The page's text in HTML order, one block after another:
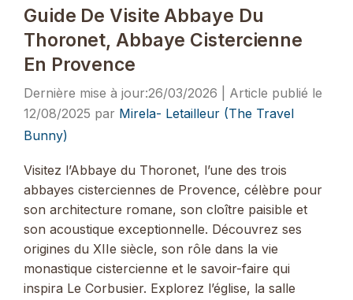
Guide De Visite Abbaye Du
Thoronet, Abbaye Cistercienne
En Provence
26/03/2026
12/08/2025 par Mirela- Letailleur (The Travel
Bunny)
Visitez l’Abbaye du Thoronet, l’une des trois
abbayes cisterciennes de Provence, célèbre pour
son architecture romane, son cloître paisible et
son acoustique exceptionnelle. Découvrez ses
origines du XIIe siècle, son rôle dans la vie
monastique cistercienne et le savoir-faire qui
inspira Le Corbusier. Explorez l’église, la salle